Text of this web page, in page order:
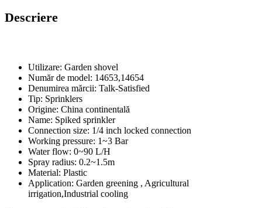
Descriere
Utilizare: Garden shovel
Număr de model: 14653,14654
Denumirea mărcii: Talk-Satisfied
Tip: Sprinklers
Origine: China continentală
Name: Spiked sprinkler
Connection size: 1/4 inch locked connection
Working pressure: 1~3 Bar
Water flow: 0~90 L/H
Spray radius: 0.2~1.5m
Material: Plastic
Application: Garden greening , Agricultural
irrigation,Industrial cooling